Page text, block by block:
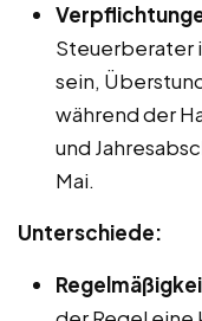
Steuerberater
sein,
während der
und
Mai.
Unterschiede: